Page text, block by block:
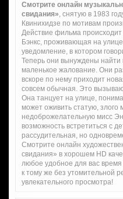
Смотрите онлайн
свидания», снятую в 1983
Квинихидзе по мотивам
Действие фильма происходит
Бэнкс, проживающая на
уведомление, в котором
Теперь они вынуждены найти
маленькое жалование. Они
вскоре по нему приходит
совсем обычная. Это
Она танцует на улице,
может оживить статую, злого
недоброжелательную мисс
возможность встретиться с
рассудительная, но
Смотрите онлайн
свидания» в хорошем HD
любое удобное для вас
к тому же без утомительной
увлекательного просмотра!